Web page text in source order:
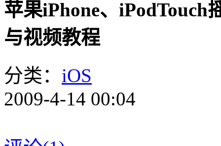
苹果iPhone、iPodTouch
与视频教程
分类： iOS
2009-4-14 00:04